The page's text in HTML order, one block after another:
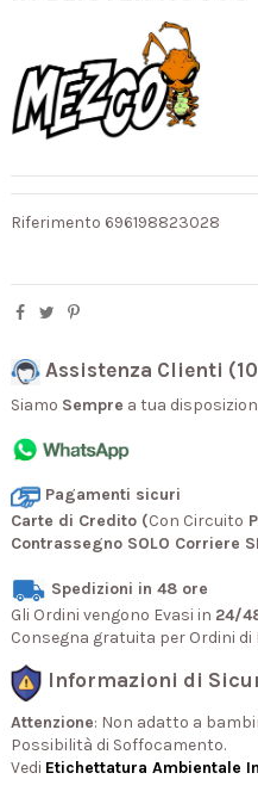
Riferimento 696198823028
Assistenza Clienti
Siamo Sempre a tua
Pagamenti sicuri
Carte di Credito (Con Circuito
Contrassegno SOLO Corriere
Spedizioni in 48 ore
Gli Ordini vengono Evasi in 24/
Consegna gratuita per Ordini
Informazioni di
Attenzione: Non adatto a
Possibilità di Soffocamento.
Vedi Etichettatura Ambientale